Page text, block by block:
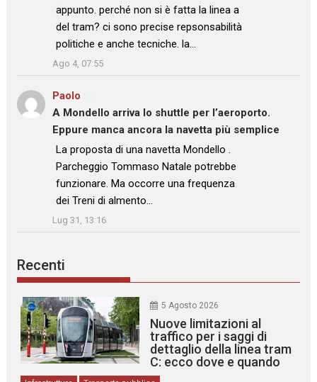
: “
appunto. perché non si è fatta la linea a
del tram? ci sono precise repsonsabilità
politiche e anche tecniche. la…
”
Ago 4, 07:55
Paolo
A Mondello arriva lo shuttle per l’aeroporto.
Eppure manca ancora la navetta più semplice
: “La proposta di una navetta Mondello .
Parcheggio Tommaso Natale potrebbe
funzionare. Ma occorre una frequenza
dei Treni di almento…
”
Lug 31, 13:16
Recenti
5 Agosto 2026
Nuove limitazioni al
traffico per i saggi di
dettaglio della linea tram
C: ecco dove e quando